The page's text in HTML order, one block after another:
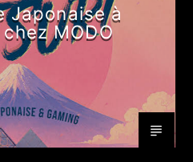
Japonaise à
MODO